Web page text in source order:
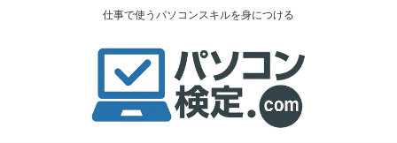
仕事で使うパソコンスキルを身につける